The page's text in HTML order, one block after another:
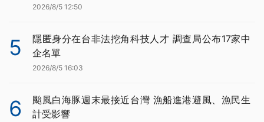
2026/8/5 12:50
5
隱匿身分在台非法挖角科技人才 調查局公布17家中
企名單
2026/8/5 16:03
6
颱風白海豚週末最接近台灣 漁船進港避風、漁民生
計受影響